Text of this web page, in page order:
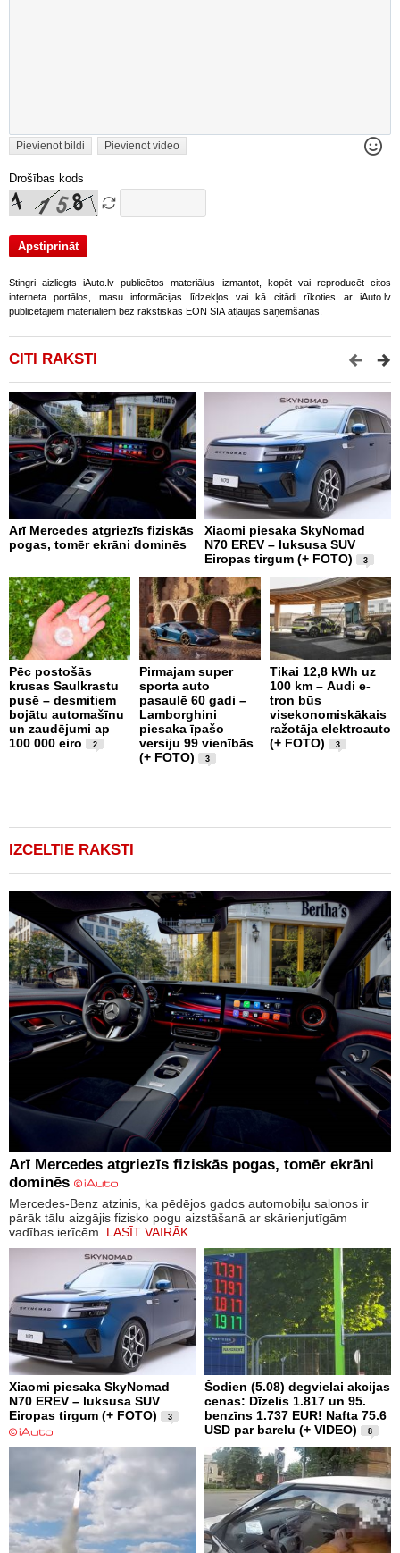
Pievienot bildi Pievienot video
Drošības kods
Stingri aizliegts iAuto.lv publicētos materiālus izmantot, kopēt vai reproducēt citos
interneta portālos, masu informācijas līdzekļos vai kā citādi rīkoties ar iAuto.lv
publicētajiem materiāliem bez rakstiskas EON SIA atļaujas saņemšanas.
CITI RAKSTI
Arī Mercedes atgriezīs fiziskās
pogas, tomēr ekrāni dominēs
Xiaomi piesaka SkyNomad
N70 EREV – luksusa SUV
Eiropas tirgum (+ FOTO)
3
Pēc postošās
krusas Saulkrastu
pusē – desmitiem
bojātu automašīnu
un zaudējumi ap
100 000 eiro
2
Pirmajam super
sporta auto
pasaulē 60 gadi –
Lamborghini
piesaka īpašo
versiju 99 vienībās
(+ FOTO)
3
Tikai 12,8 kWh uz
100 km – Audi e-
tron būs
visekonomiskākais
ražotāja elektroauto
(+ FOTO)
3
IZCELTIE RAKSTI
Arī Mercedes atgriezīs fiziskās pogas, tomēr ekrāni
dominēs
Mercedes-Benz atzinis, ka pēdējos gados automobiļu salonos ir
pārāk tālu aizgājis fizisko pogu aizstāšanā ar skārienjutīgām
vadības ierīcēm. LASĪT VAIRĀK
Xiaomi piesaka SkyNomad
N70 EREV – luksusa SUV
Eiropas tirgum (+ FOTO)
3
Šodien (5.08) degvielai akcijas
cenas: Dīzelis 1.817 un 95.
benzīns 1.737 EUR! Nafta 75.6
USD par barelu (+ VIDEO)
8